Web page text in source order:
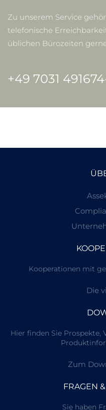
Zu unserem Service
telefonische
üblichen Bürozeiten
+49 7031
Kooperationen mit
Die
Hier finden Sie Prospekte,
Zum
FRAGEN
Sie haben